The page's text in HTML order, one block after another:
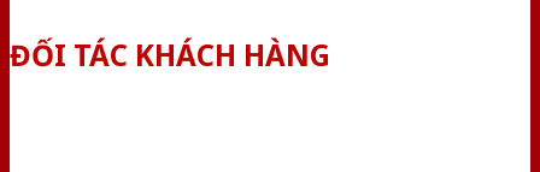
ĐỐI TÁC KHÁCH HÀNG